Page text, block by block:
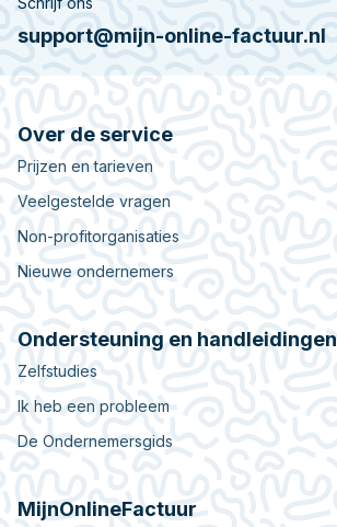
support@mijn-online-factuur.nl
Over de service
Prijzen en tarieven
Veelgestelde vragen
Non-profitorganisaties
Nieuwe ondernemers
Ondersteuning en handleidingen
Zelfstudies
Ik heb een probleem
De Ondernemersgids
MijnOnlineFactuur